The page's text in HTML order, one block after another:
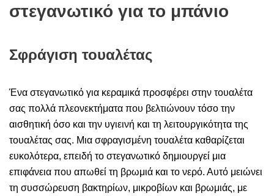
στεγανωτικό για το μπάνιο
Σφράγιση τουαλέτας
Ένα στεγανωτικό για κεραμικά προσφέρει στην τουαλέτα
σας πολλά πλεονεκτήματα που βελτιώνουν τόσο την
αισθητική όσο και την υγιεινή και τη λειτουργικότητα της
τουαλέτας σας. Μια σφραγισμένη τουαλέτα καθαρίζεται
ευκολότερα, επειδή το στεγανωτικό δημιουργεί μια
επιφάνεια που απωθεί τη βρωμιά και το νερό. Αυτό μειώνει
τη συσσώρευση βακτηρίων, μικροβίων και βρωμιάς, με